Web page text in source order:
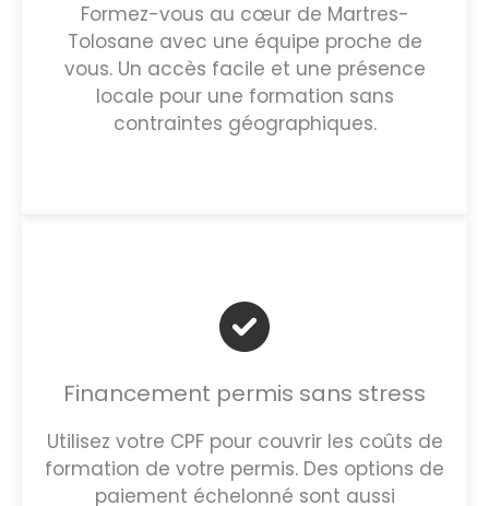
Formez-vous au cœur de Martres-
Tolosane avec une équipe proche de
vous. Un accès facile et une présence
locale pour une formation sans
contraintes géographiques.
Financement permis sans stress
Utilisez votre CPF pour couvrir les coûts de
formation de votre permis. Des options de
paiement échelonné sont aussi